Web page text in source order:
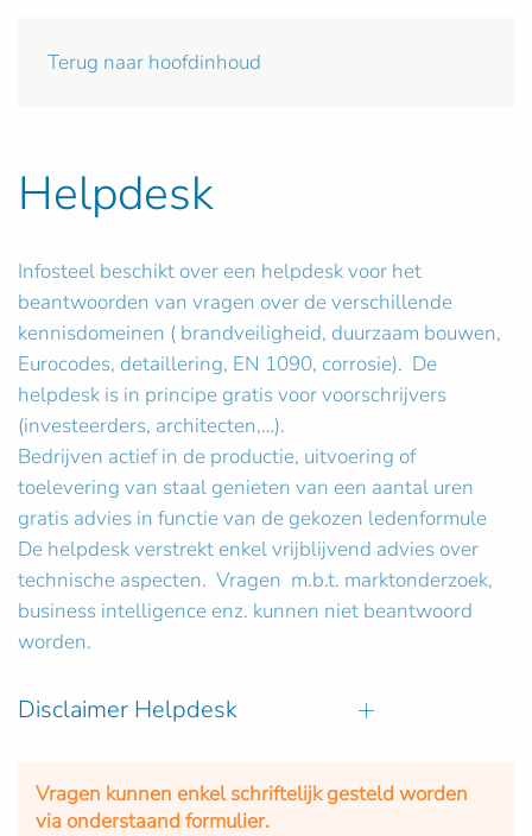
Terug naar hoofdinhoud
Helpdesk
Infosteel beschikt over een helpdesk voor het
beantwoorden van vragen over de verschillende
kennisdomeinen ( brandveiligheid, duurzaam bouwen,
Eurocodes, detaillering, EN 1090, corrosie). De
helpdesk is in principe gratis voor voorschrijvers
(investeerders, architecten,…).
Bedrijven actief in de productie, uitvoering of
toelevering van staal genieten van een aantal uren
gratis advies in functie van de gekozen ledenformule
De helpdesk verstrekt enkel vrijblijvend advies over
technische aspecten. Vragen m.b.t. marktonderzoek,
business intelligence enz. kunnen niet beantwoord
worden.
Disclaimer Helpdesk
Vragen kunnen enkel schriftelijk gesteld worden
via onderstaand formulier.